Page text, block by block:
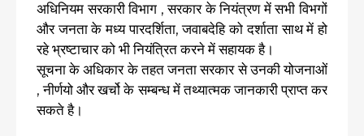
अधिनियम सरकारी विभाग , सरकार के नियंत्रण में सभी विभगों
और जनता के मध्य पारदर्शिता, जवाबदेहि को दर्शाता साथ में हो
रहे भ्रष्टाचार को भी नियंत्रित करने में सहायक है।
सूचना के अधिकार के तहत जनता सरकार से उनकी योजनाओं
, नीर्णयो और खर्चो के सम्बन्ध में तथ्यात्मक जानकारी प्राप्त कर
सकते है।